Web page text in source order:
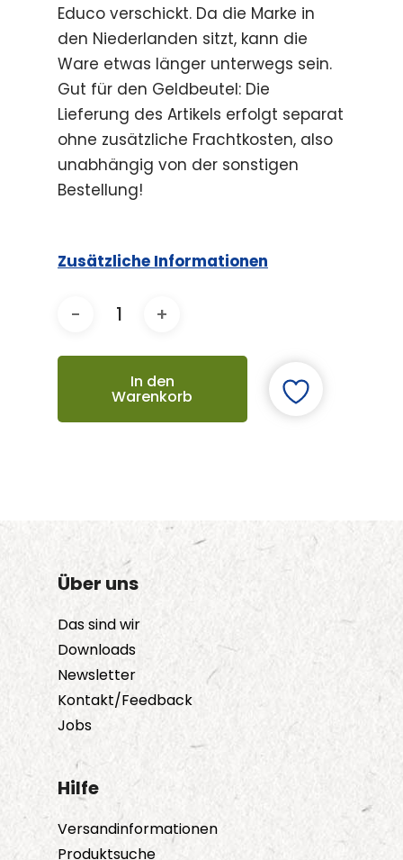
Educo verschickt. Da die Marke in
den Niederlanden sitzt, kann die
Ware etwas länger unterwegs sein.
Gut für den Geldbeutel: Die
Lieferung des Artikels erfolgt separat
ohne zusätzliche Frachtkosten, also
unabhängig von der sonstigen
Bestellung!
Zusätzliche Informationen
In den
Warenkorb
Über uns
Das sind wir
Downloads
Newsletter
Kontakt/Feedback
Jobs
Hilfe
Versandinformationen
Produktsuche